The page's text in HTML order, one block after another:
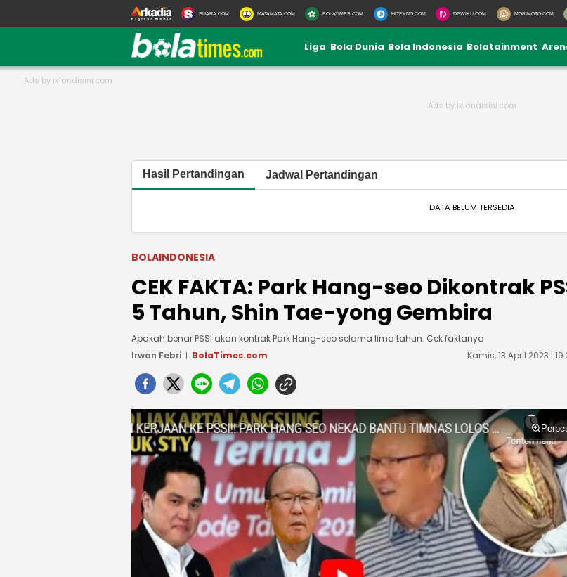
SUARA.COM MATAMATA.COM BOLATIMES.COM HITEKNO.COM DEWIKU.COM MOBIMOTO.COM
Liga Bola Dunia Bola Indonesia Bolatainment
Hasil Pertandingan Jadwal Pertandingan
DATA BELUM TERSEDIA
BOLAINDONESIA
CEK FAKTA: Park Hang-seo Dikontrak
5 Tahun, Shin Tae-yong Gembira
Apakah benar PSSI akan kontrak Park Hang-seo selama lima tahun. Cek faktanya
Irwan Febri
BolaTimes.com Kamis, 13 April 2023 |